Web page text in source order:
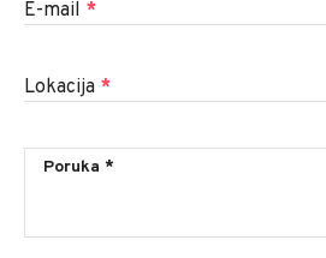
E-mail *
Lokacija *